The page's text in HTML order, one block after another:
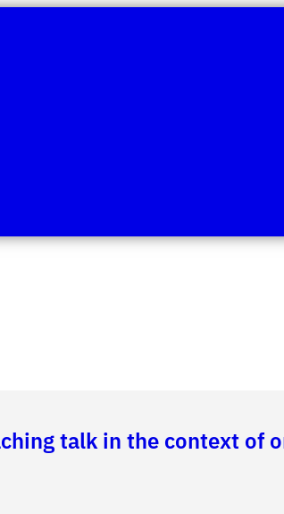
talk in the context of